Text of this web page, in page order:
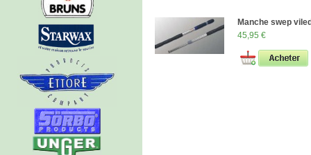
Manche swep
45,95 €